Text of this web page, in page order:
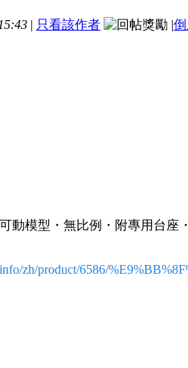
| 只看該作者 |
動模型・無比例・附專用台座
zh/product/6586/